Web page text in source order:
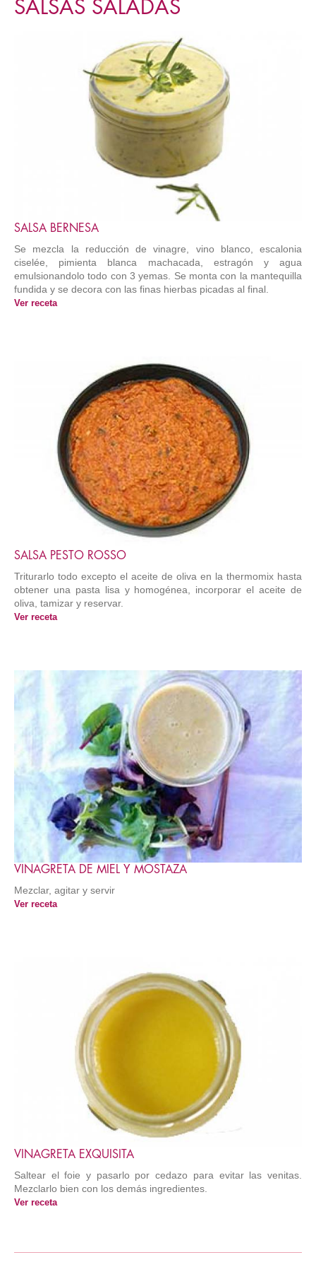
SALSAS SALADAS
SALSA BERNESA
Se mezcla la reducción de vinagre, vino blanco, escalonia
ciselée, pimienta blanca machacada, estragón y agua
emulsionandolo todo con 3 yemas. Se monta con la mantequilla
fundida y se decora con las finas hierbas picadas al final.
Ver receta
SALSA PESTO ROSSO
Triturarlo todo excepto el aceite de oliva en la thermomix hasta
obtener una pasta lisa y homogénea, incorporar el aceite de
oliva, tamizar y reservar.
Ver receta
VINAGRETA DE MIEL Y MOSTAZA
Mezclar, agitar y servir
Ver receta
VINAGRETA EXQUISITA
Saltear el foie y pasarlo por cedazo para evitar las venitas.
Mezclarlo bien con los demás ingredientes.
Ver receta